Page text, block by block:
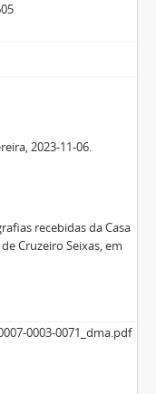
2023-11-06.
recebidas da Casa
Cruzeiro Seixas, em
0003-0071_dma.pdf